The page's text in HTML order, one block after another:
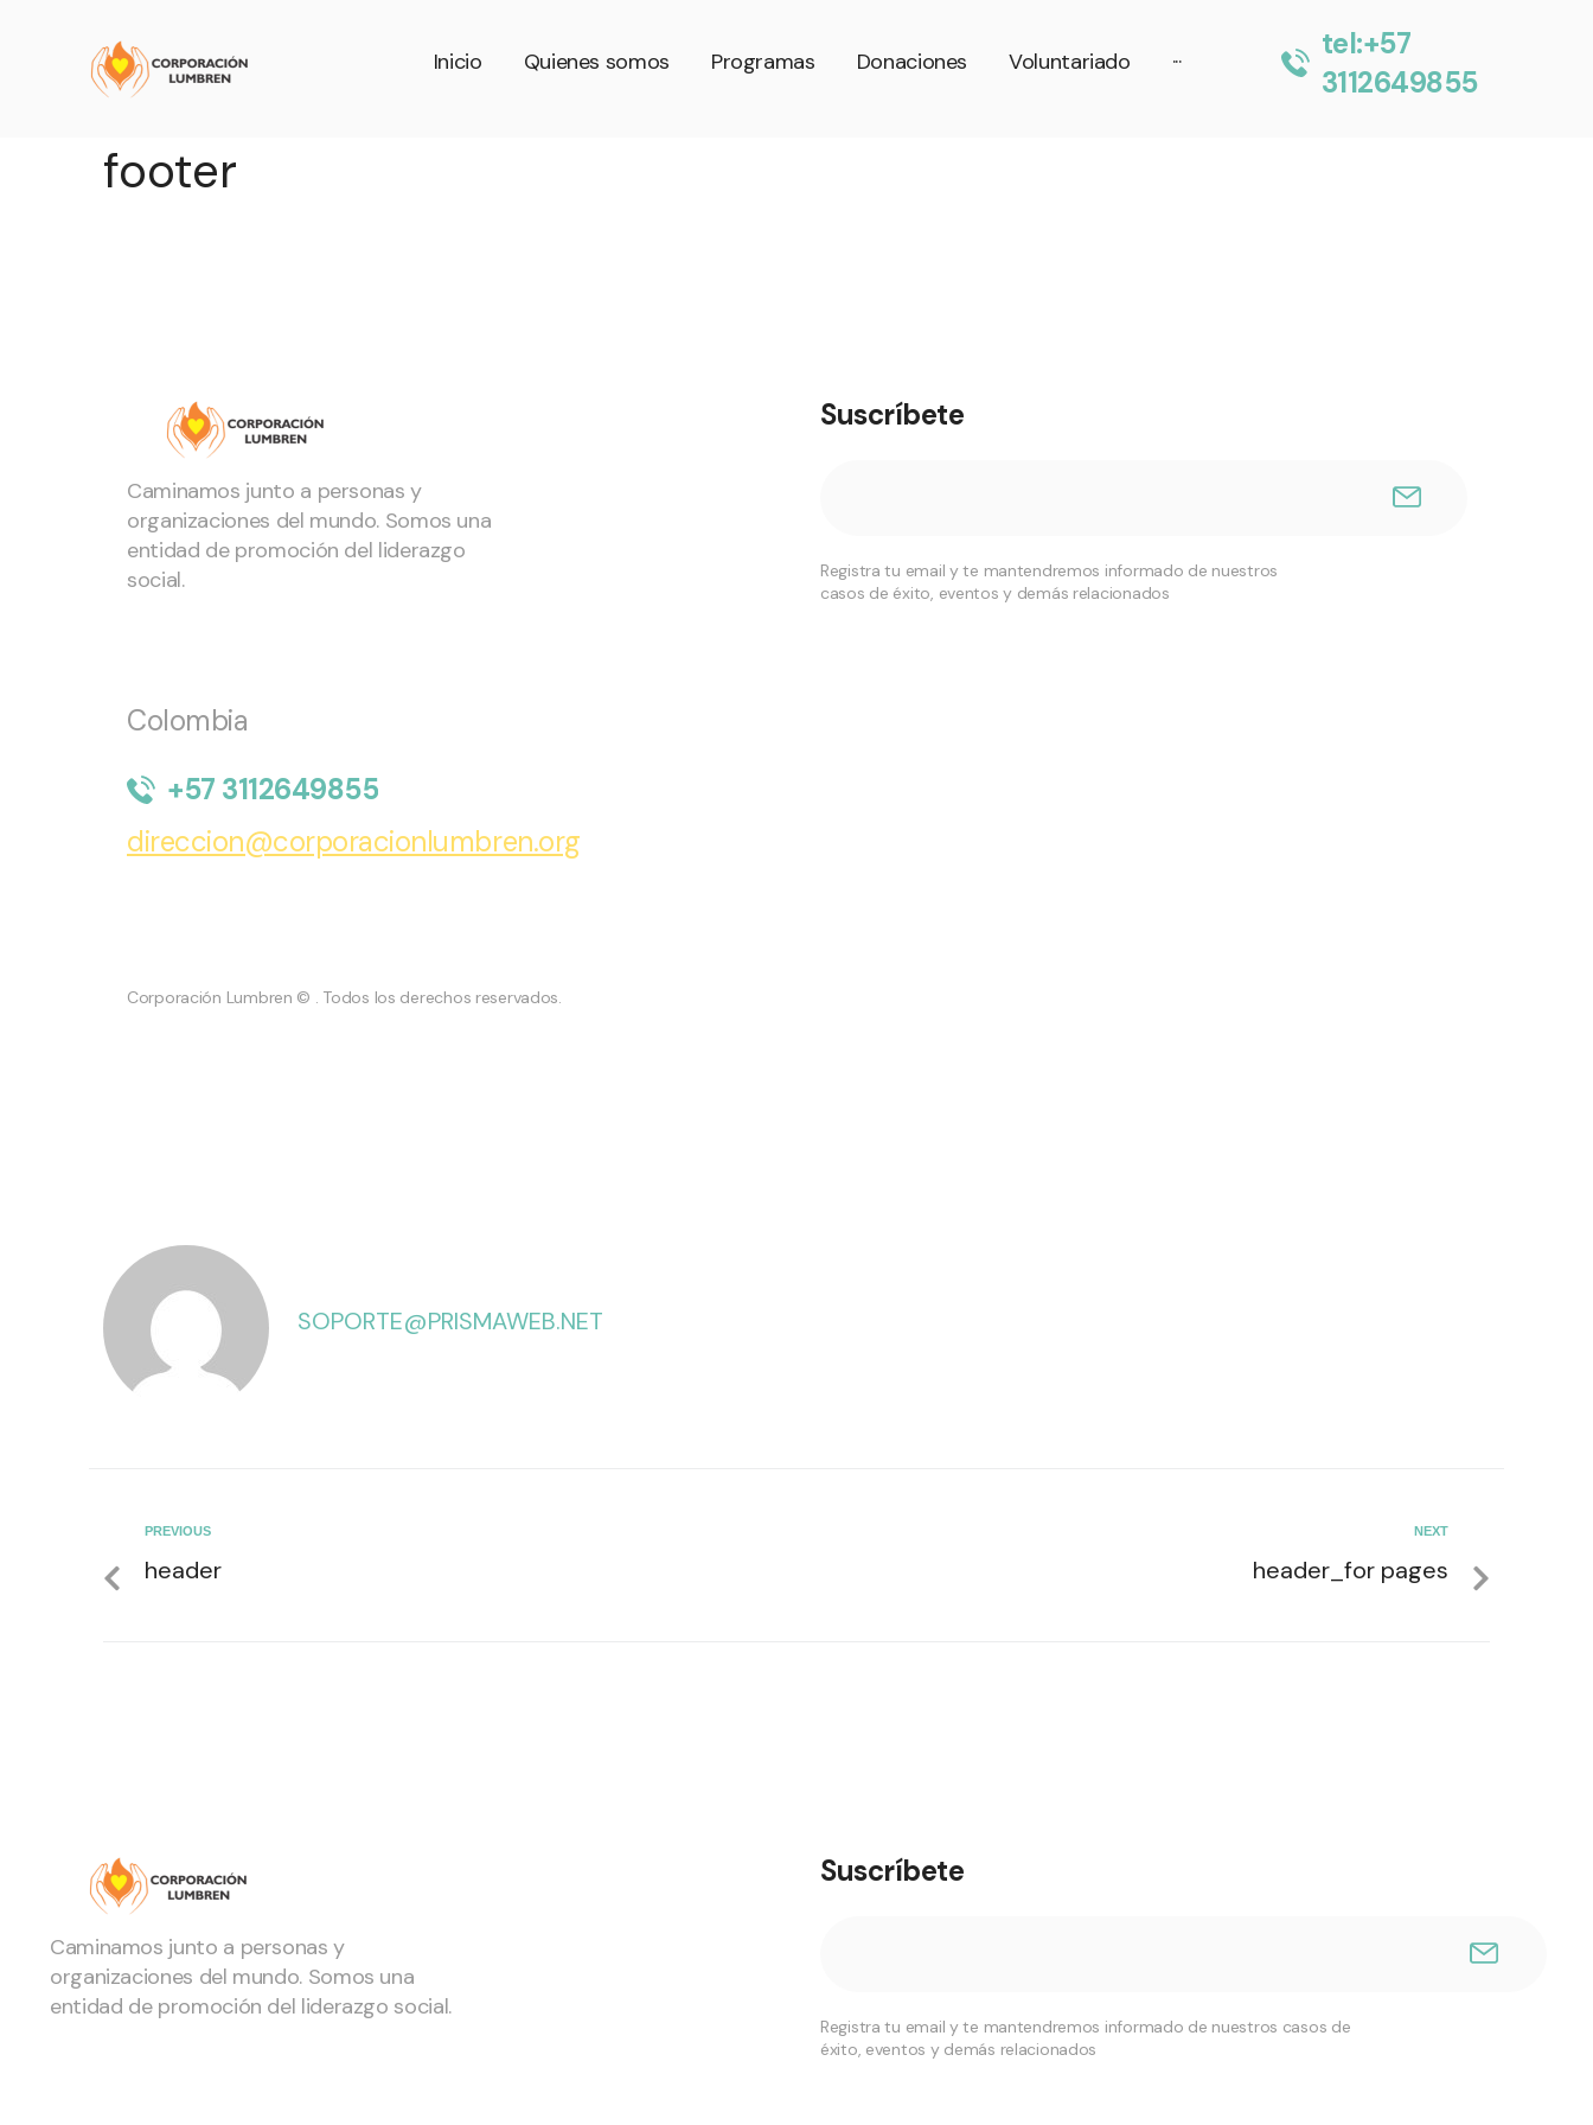
Inicio Quienes somos Programas Donaciones Voluntariado ···
tel:+57
3112649855
footer
Caminamos junto a personas y
organizaciones del mundo. Somos una
entidad de promoción del liderazgo
social.
Suscríbete
Registra tu email y te mantendremos informado de nuestros
casos de éxito, eventos y demás relacionados
Colombia
+57 3112649855
direccion@corporacionlumbren.org
Corporación Lumbren © . Todos los derechos reservados.
SOPORTE@PRISMAWEB.NET
PREVIOUS
header
NEXT
header_for pages
Caminamos junto a personas y
organizaciones del mundo. Somos una
entidad de promoción del liderazgo social.
Suscríbete
Registra tu email y te mantendremos informado de nuestros casos de
éxito, eventos y demás relacionados